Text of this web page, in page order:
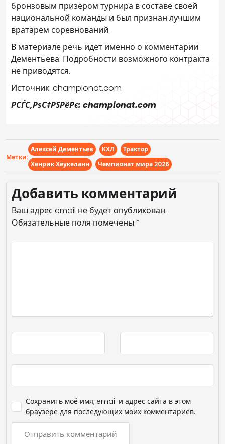
бронзовым призёром турнира в составе своей
национальной команды и был признан лучшим
вратарём соревнований.
В материале речь идёт именно о комментарии
Дементьева. Подробности возможного контракта
не приводятся.
Источник: championat.com
РСЃС‚РѕС‡РЅРёРє: championat.com
Метки:
Алексей Дементьев КХЛ
Трактор
Хенрик Хёукеланн
Чемпионат мира 2026
Добавить комментарий
Ваш адрес email не будет опубликован.
Обязательные поля помечены *
Сохранить моё имя, email и адрес сайта в этом
браузере для последующих моих комментариев.